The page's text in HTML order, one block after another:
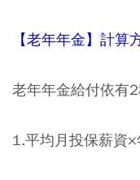
【老年年金】計算
老年年金給付依有2
1.平均月投保薪資